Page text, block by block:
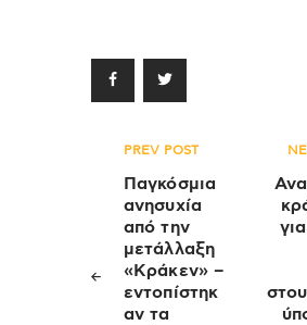
Πλοήγηση
άρθρων
PREV POST
Παγκόσμια
ανησυχία
από την
μετάλλαξη
«Κράκεν» –
εντοπίστηκ
αν τα